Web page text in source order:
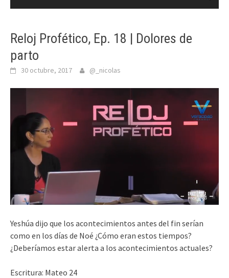
Reloj Profético, Ep. 18 | Dolores de
parto
30 octubre, 2017 @_nicolas
Yeshúa dijo que los acontecimientos antes del fin serían
como en los días de Noé ¿Cómo eran estos tiempos?
¿Deberíamos estar alerta a los acontecimientos actuales?
Escritura: Mateo 24